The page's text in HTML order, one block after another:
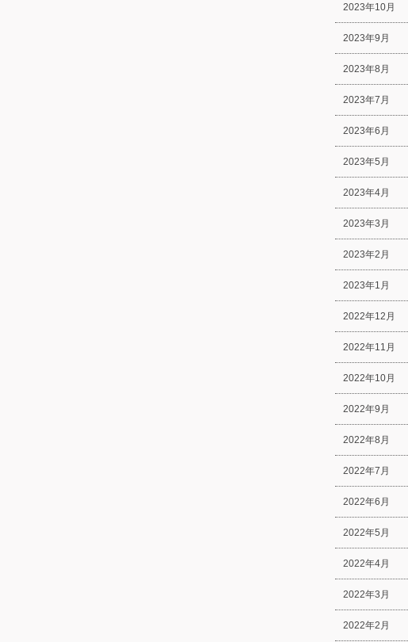
2023年10月
2023年9月
2023年8月
2023年7月
2023年6月
2023年5月
2023年4月
2023年3月
2023年2月
2023年1月
2022年12月
2022年11月
2022年10月
2022年9月
2022年8月
2022年7月
2022年6月
2022年5月
2022年4月
2022年3月
2022年2月